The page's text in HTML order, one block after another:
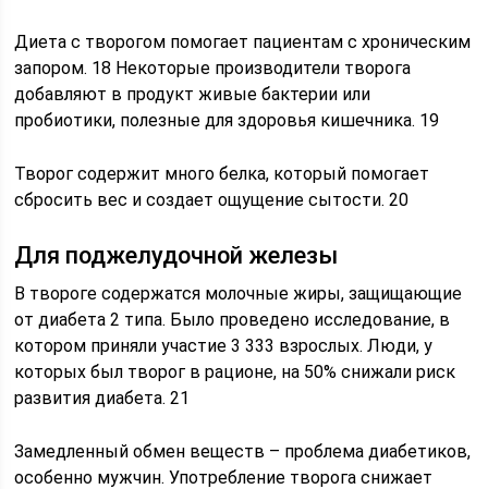
Диета с творогом помогает пациентам с хроническим
запором. 18 Некоторые производители творога
добавляют в продукт живые бактерии или
пробиотики, полезные для здоровья кишечника. 19
Творог содержит много белка, который помогает
сбросить вес и создает ощущение сытости. 20
Для поджелудочной железы
В твороге содержатся молочные жиры, защищающие
от диабета 2 типа. Было проведено исследование, в
котором приняли участие 3 333 взрослых. Люди, у
которых был творог в рационе, на 50% снижали риск
развития диабета. 21
Замедленный обмен веществ – проблема диабетиков,
особенно мужчин. Употребление творога снижает